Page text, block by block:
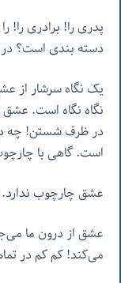
پدری را! برادری را!
دسته بندی است؟
یک نگاه سرشار از
نگاه نگاه است.
در ظرف شستن! چه
است. گاهی با
عشق چارچوب
عشق از درون ما
می‌کند! کم کم در